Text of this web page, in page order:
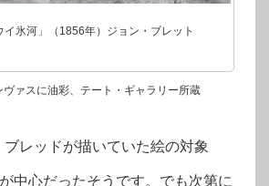
イ氷河」（1856年）ジョン・ブレット
ヴァスに油彩、テート・ギャラリー所蔵
レッドが描いていた絵の対象
が中心だったそうです。でも次第に